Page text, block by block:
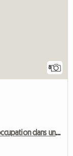
8
Appartement meublé partagé en première occupation dans une villa de ville avec jardin près de l'université et de S